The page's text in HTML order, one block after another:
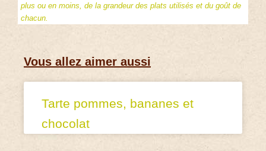
plus ou en moins, de la grandeur des plats utilisés et du goût de
chacun.
Vous allez aimer aussi
Tarte pommes, bananes et
chocolat